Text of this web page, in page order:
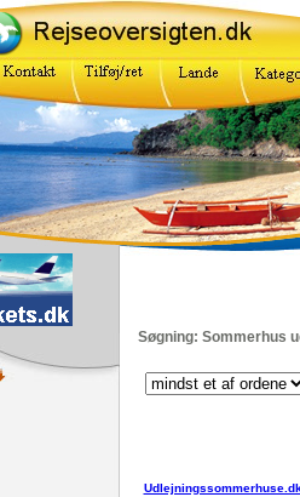
Søgning: Sommerhus